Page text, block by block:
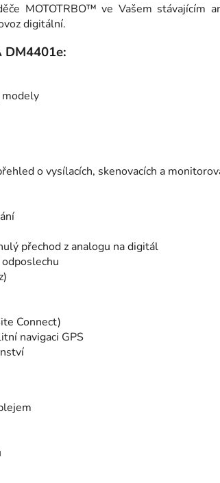
MOTOTRBO™ ve Vašem stávajícím
digitální.
DM4401e:
o vysílacích, skenovacích a
přechod z analogu na digitál
Connect)
navigaci GPS